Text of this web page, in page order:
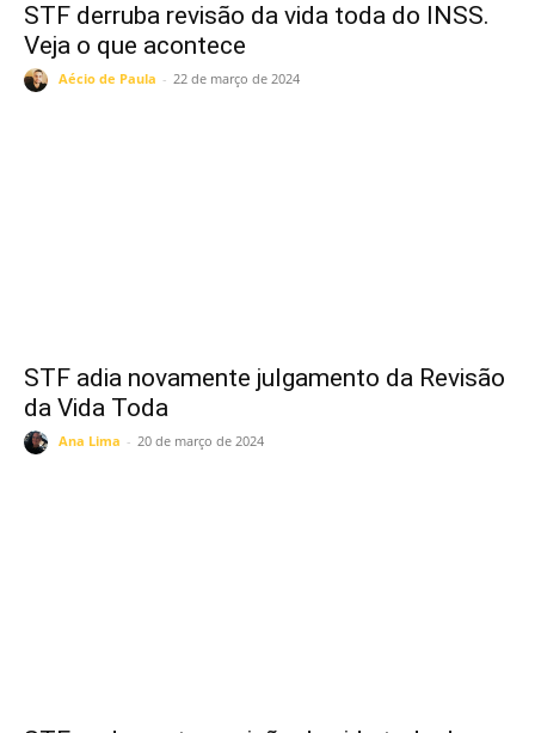
STF derruba revisão da vida toda do INSS.
Veja o que acontece
Aécio de Paula - 22 de março de 2024
STF adia novamente julgamento da Revisão
da Vida Toda
Ana Lima - 20 de março de 2024